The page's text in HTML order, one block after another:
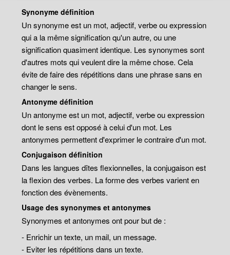
Synonyme définition
Un synonyme est un mot, adjectif, verbe ou expression
qui a la même signification qu'un autre, ou une
signification quasiment identique. Les synonymes sont
d'autres mots qui veulent dire la même chose. Cela
évite de faire des répétitions dans une phrase sans en
changer le sens.
Antonyme définition
Un antonyme est un mot, adjectif, verbe ou expression
dont le sens est opposé à celui d'un mot. Les
antonymes permettent d'exprimer le contraire d'un mot.
Conjugaison définition
Dans les langues dîtes flexionnelles, la conjugaison est
la flexion des verbes. La forme des verbes varient en
fonction des évènements.
Usage des synonymes et antonymes
Synonymes et antonymes ont pour but de :
- Enrichir un texte, un mail, un message.
- Eviter les répétitions dans un texte.